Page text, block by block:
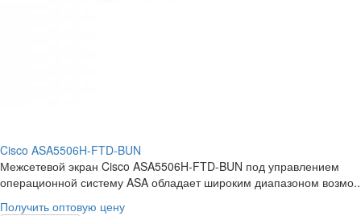
Cisco ASA5506H-FTD-BUN
Межсетевой экран Cisco ASA5506H-FTD-BUN под управлением
операционной систему ASA обладает широким диапазоном возмо..
Получить оптовую цену